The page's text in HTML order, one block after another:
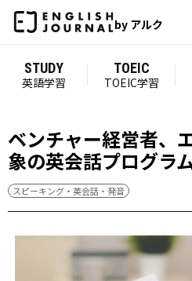
by アルク
STUDY
英語学習
TOEIC
TOEIC学習
ベンチャー経営者、
象の英会話プログラ
スピーキング・英会話・発音